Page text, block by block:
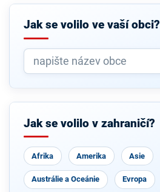
Jak se volilo ve vaší obci?
Jak se volilo v zahraničí?
Afrika Amerika Asie
Austrálie a Oceánie Evropa